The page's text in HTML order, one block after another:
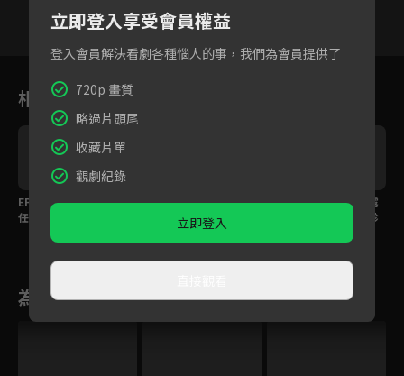
相關花絮
EP306預告｜大川不信
任寶島急簽約，海珍德
EP305預告｜寶島背後
暗算錦繡？芳男主動出
擊宣示主權
EP304預告｜大川、露
露感情持續升溫？海珍
為您推薦
立即登入享受會員權益
登入會員解決看劇各種惱人的事，我們為會員提供了
720p 畫質
略過片頭尾
收藏片單
觀劇紀錄
立即登入